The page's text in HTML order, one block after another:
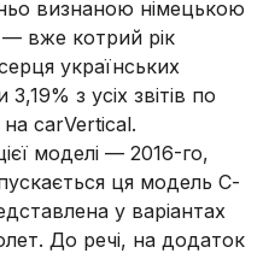
визнаною німецькою
вже котрий рік
українських
з усіх звітів по
carVertical.
моделі — 2016-го,
ця модель С-
​​у варіантах
До речі, на додаток